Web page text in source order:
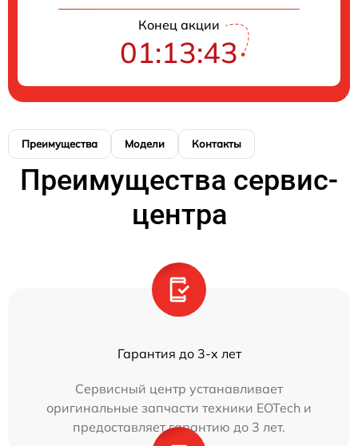
Конец акции
01:13:43
Преимущества Модели Контакты
Преимущества сервис-
центра
Гарантия до 3-х лет
Сервисный центр устанавливает
оригинальные запчасти техники EOTech и
предоставляет гарантию до 3 лет.